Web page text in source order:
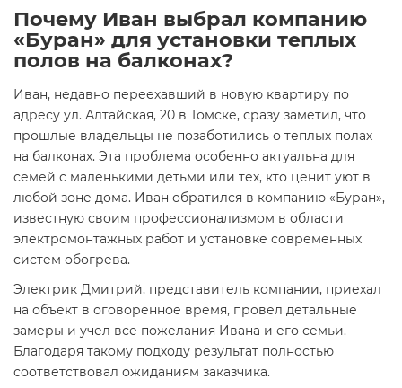
Почему Иван выбрал компанию
«Буран» для установки теплых
полов на балконах?
Иван, недавно переехавший в новую квартиру по
адресу ул. Алтайская, 20 в Томске, сразу заметил, что
прошлые владельцы не позаботились о теплых полах
на балконах. Эта проблема особенно актуальна для
семей с маленькими детьми или тех, кто ценит уют в
любой зоне дома. Иван обратился в компанию «Буран»,
известную своим профессионализмом в области
электромонтажных работ и установке современных
систем обогрева.
Электрик Дмитрий, представитель компании, приехал
на объект в оговоренное время, провел детальные
замеры и учел все пожелания Ивана и его семьи.
Благодаря такому подходу результат полностью
соответствовал ожиданиям заказчика.